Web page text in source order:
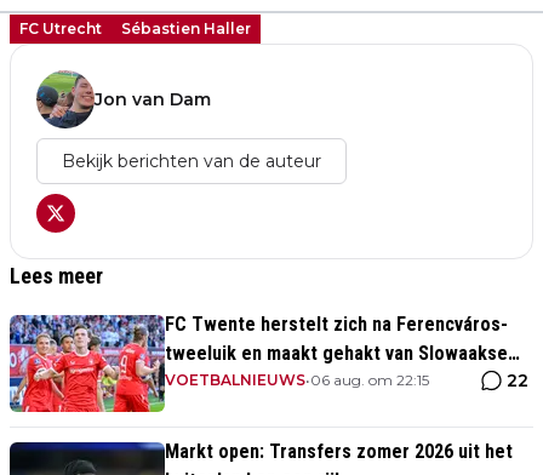
FC Utrecht Sébastien Haller
Jon van Dam
Bekijk berichten van de auteur
Lees meer
FC Twente herstelt zich na Ferencváros-
tweeluik en maakt gehakt van Slowaakse
opponent
VOETBALNIEUWS•06 aug. om 22:15 22
Markt open: Transfers zomer 2026 uit het